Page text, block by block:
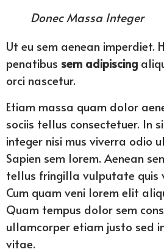
Donec Massa Integer
Ut eu sem aenean imperdiet.
penatibus sem adipiscing
orci nascetur.
Etiam massa quam dolor
sociis tellus consectetuer. In
integer nisi mus viverra odio
Sapien sem lorem. Aenean
tellus fringilla vulputate quis
Cum quam veni lorem elit
Quam tempus dolor sem
ullamcorper etiam justo sed
vitae.